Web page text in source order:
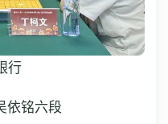
行
依铭六段